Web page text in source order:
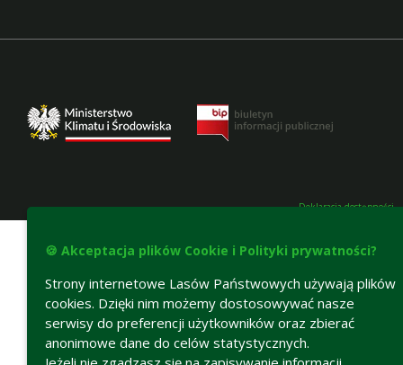
Deklaracja dostępności
🍪 Akceptacja plików Cookie i Polityki prywatności?
Strony internetowe Lasów Państwowych używają plików
cookies. Dzięki nim możemy dostosowywać nasze
serwisy do preferencji użytkowników oraz zbierać
anonimowe dane do celów statystycznych.